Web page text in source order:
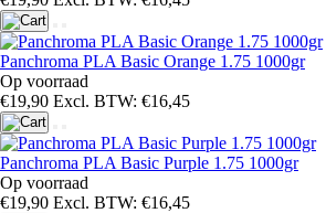
Panchroma PLA Basic Orange 1.75 1000gr
Op voorraad
€19,90 Excl. BTW: €16,45
Panchroma PLA Basic Purple 1.75 1000gr
Op voorraad
€19,90 Excl. BTW: €16,45